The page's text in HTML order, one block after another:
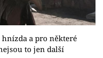
a pro některé
to jen další